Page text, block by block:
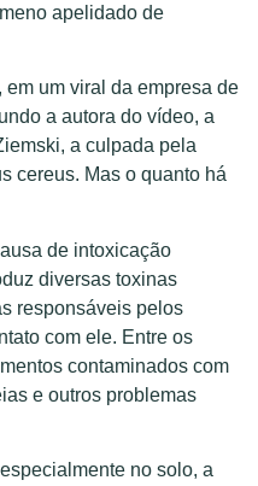
apelidado de
em um viral da empresa de
a autora do vídeo, a
a culpada pela
cereus. Mas o quanto há
de intoxicação
diversas toxinas
responsáveis pelos
com ele. Entre os
contaminados com
e outros problemas
no solo, a